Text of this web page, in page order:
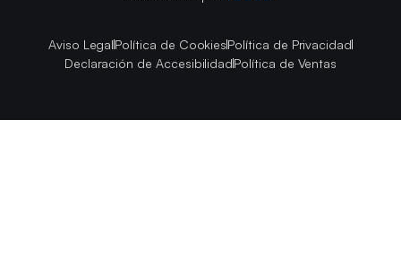
Aviso LegalPolítica de CookiesPolítica de Privacidad
Declaración de AccesibilidadPolítica de Ventas